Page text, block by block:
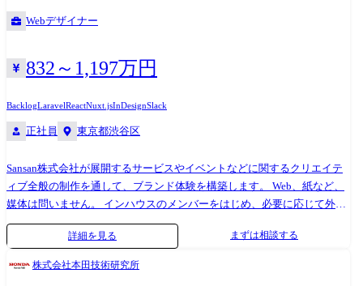
各製品/開発領域で組織が分かれ、それぞれ5~10名規模のグループ(チー
ム)が存在 【特徴・チームワーク】 ・エンジニアが企画から開発まで一
「COMPANY」に蓄積された膨大かつ豊富な種類のデータを活用して新
しい価値を創造するやりがい ・チーム内での技術の情報共有が積極的、
デイリーミーティングによるサポート体制、アットホームな雰囲気 ●技
語:Java/TypeScript/Kotlin/Python ・Cloud: AWS/Google Cloud/Azure/OCI
SpringBoot/Severless Framework/React/Vue3/Svelte/Kotlin Multiplatform ・
開発インフラ: GitHub/Sonarqube/Jira/Redmine/Zenhub/Figma ・生成AI:
GitHub Copilot/Gemini for Google Workspaces/Azure OpenAI Service/AWS
Bedrock/Google VertexAI/AWS KIRO/Claude Cowork
定める業務 ■現在、Sky株式会社が注力している各種業界の案件をご担当
いただきます。 大手企業を中心に業務系システムやWebアプリ開発プロ
は多岐にわたっており、プロジェクトマネジメント、スクラム開発のス
クラムマスタなどプロジェクトをリードする役割や要件定義、基本設計
APIやバッチ処理、データベース設計、開発などのバックエンド開発など
Webデザイナー
832～1,197万円
BacklogLaravelReactNuxt.jsInDesignSlack
正社員 東京都渋谷区
Sansan株式会社が展開するサービスやイベントなどに関するクリエイテ
ィブ全般の制作を通して、ブランド体験を構築します。 Web、紙など、
媒体は問いません。 インハウスのメンバーをはじめ、必要に応じて外部
事業者とも連携して、さまざまな制作に携わります。 ●担当する業務(一
部) ・クリエイティブコンセプトの企画・開発、それに付随する制作業務
全般 ・サービスコンセプト、Sansan株式会社のミッションやビジョンに
詳細を見る まずは相談する
株式会社本田技術研究所